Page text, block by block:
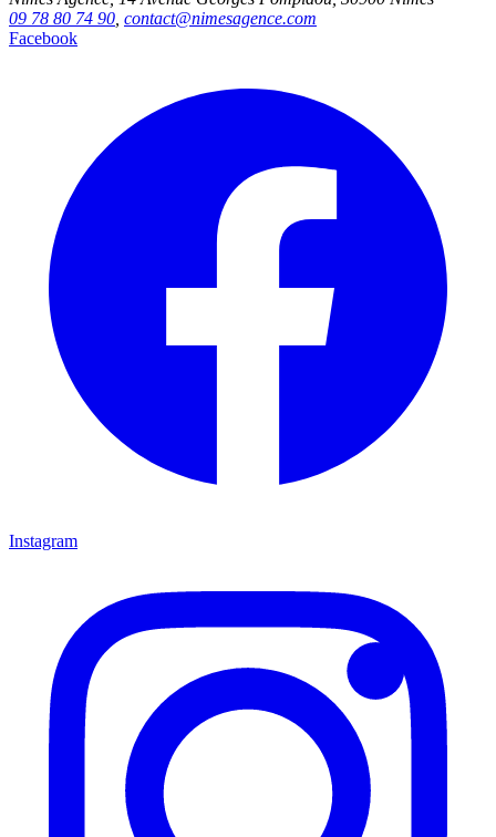
09 78 80 74 90 contact@nimesagence.com
Facebook
Instagram